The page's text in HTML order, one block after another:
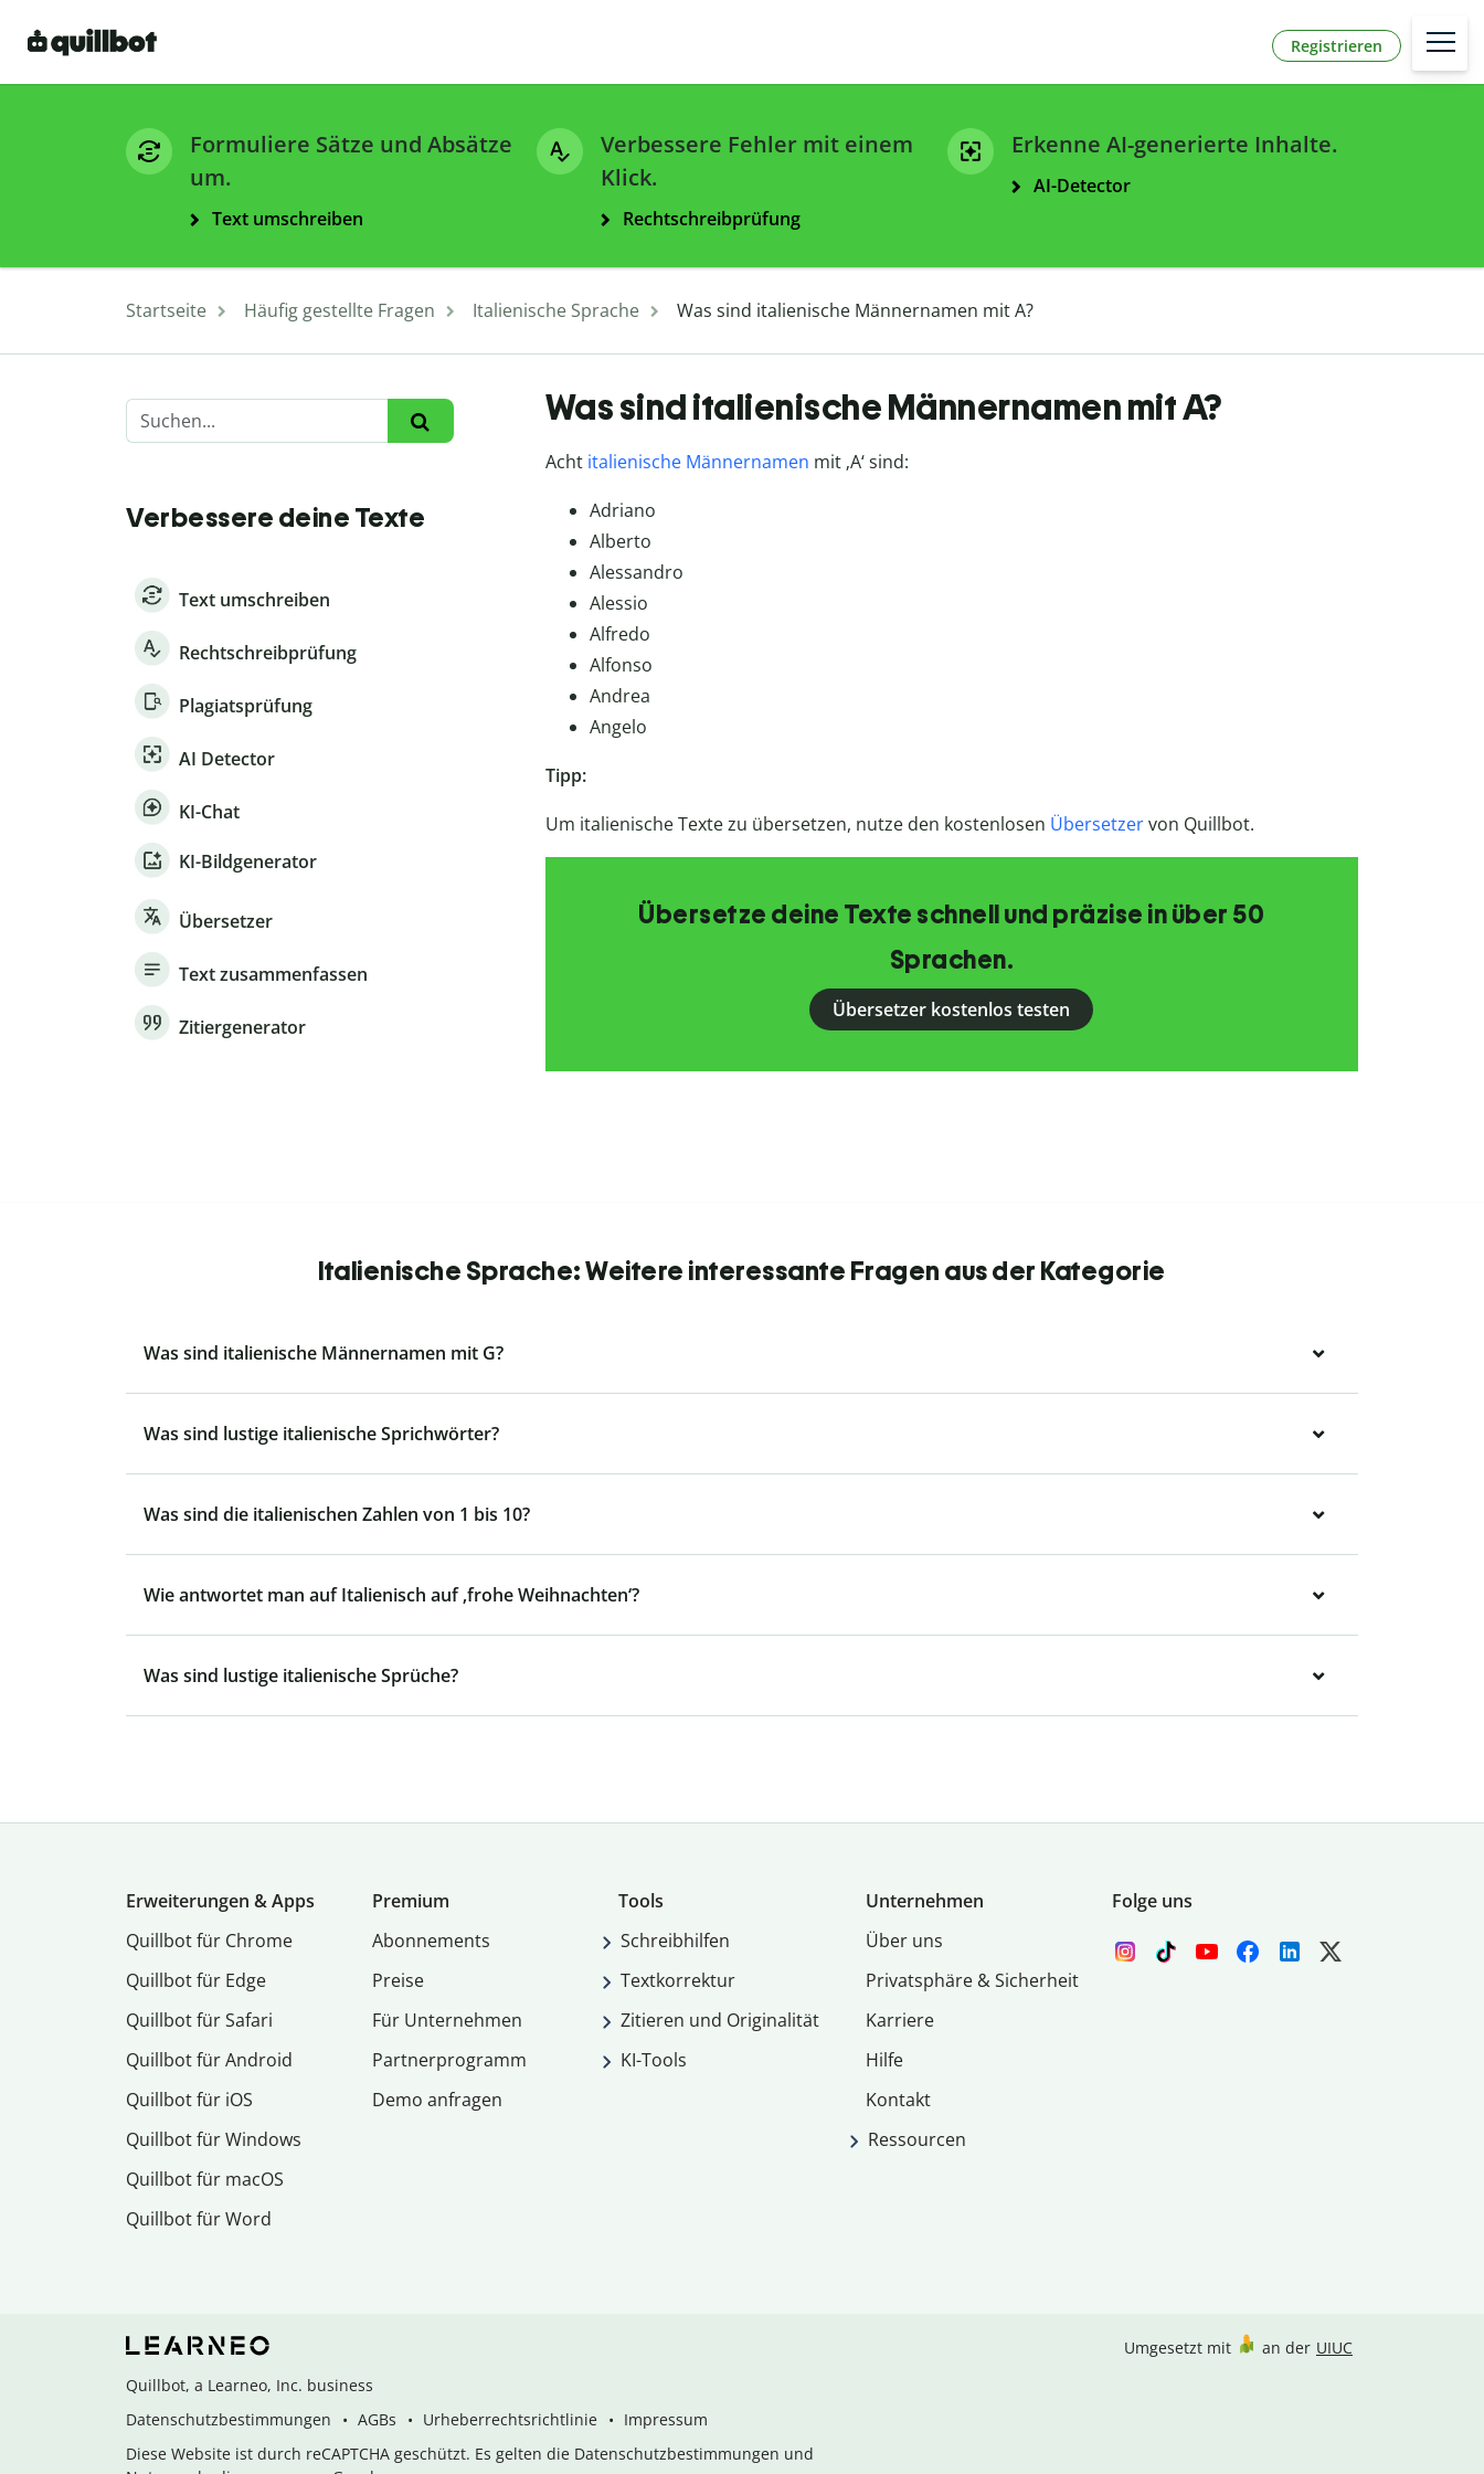
Registrieren
Formuliere Sätze und Absätze
um.
Text umschreiben
Verbessere Fehler mit einem
Klick.
Rechtschreibprüfung
Erkenne AI-generierte Inhalte.
AI-Detector
Startseite Häufig gestellte Fragen Italienische Sprache Was sind italienische Männernamen mit A?
Verbessere deine Texte
Text umschreiben
Rechtschreibprüfung
Plagiatsprüfung
AI Detector
KI-Chat
KI-Bildgenerator
Übersetzer
Text zusammenfassen
Zitiergenerator
Was sind italienische Männernamen mit A?
Achtitalienische Männernamen mit ‚A‘ sind:
Adriano
Alberto
Alessandro
Alessio
Alfredo
Alfonso
Andrea
Angelo
Tipp:
Um italienische Texte zu übersetzen, nutze den kostenlosen Übersetzervon Quillbot.
Übersetze deine Texte schnell und präzise in über 50
Sprachen.
Übersetzer kostenlos testen
Italienische Sprache: Weitere interessante Fragen aus der Kategorie
Was sind italienische Männernamen mit G?
Was sind lustige italienische Sprichwörter?
Was sind die italienischen Zahlen von 1 bis 10?
Wie antwortet man auf Italienisch auf ‚frohe Weihnachten‘?
Was sind lustige italienische Sprüche?
Erweiterungen & Apps
Quillbot für Chrome
Quillbot für Edge
Quillbot für Safari
Quillbot für Android
Quillbot für iOS
Quillbot für Windows
Quillbot für macOS
Quillbot für Word
Premium
Abon­ne­ments
Preise
Für Unternehmen
Partnerprogramm
Demo anfragen
Tools
Schreibhilfen
Textkorrektur
Zitieren und Originalität
KI-Tools
Unternehmen
Über uns
Privatsphäre & Sicherheit
Karriere
Hilfe
Kontakt
Ressourcen
Folge uns
Quillbot, a Learneo, Inc. business
Datenschutzbestimmungen
AGBs Urheberrechtsrichtlinie
Impressum
Diese Website ist durch reCAPTCHA geschützt. Es gelten die Datenschutzbestimmungen und
Umgesetzt mit an der UIUC